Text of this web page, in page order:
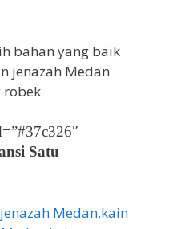
bahan yang baik
jenazah Medan
robek
Satu